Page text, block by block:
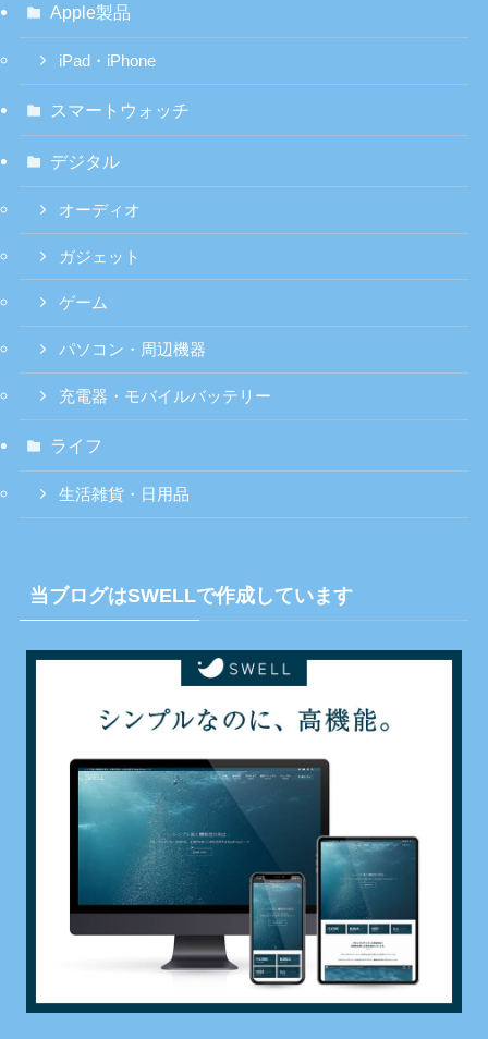
Apple製品
iPad・iPhone
スマートウォッチ
デジタル
オーディオ
ガジェット
ゲーム
パソコン・周辺機器
充電器・モバイルバッテリー
ライフ
生活雑貨・日用品
当ブログはSWELLで作成しています